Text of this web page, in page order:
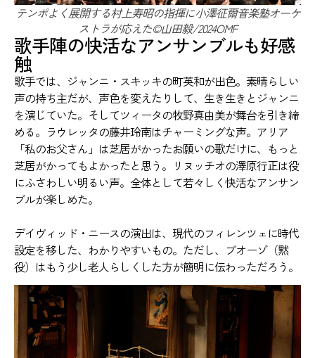
テンポよく展開する村上寿昭の指揮に小澤征爾音楽塾オーケ
ストラが応えた©山田毅/2024OMF
歌手陣の快活なアンサンブルも好感
触
歌手では、ジャンニ・スキッキの町英和が出色。素晴らしい
声の持ち主だが、声色を変えたりして、生き生きとジャンニ
を演じていた。そしてツィータの牧野真由美が舞台を引き締
める。ラウレッタの藤井玲南はチャーミングな声。アリア
「私のお父さん」は芝居がかったお願いの歌だけに、もっと
芝居がかってもよかったと思う。リヌッチオの澤原行正は役
にふさわしい明るい声。全体として若々しく快活なアンサン
ブルが楽しめた。
デイヴィッド・ニースの演出は、現代のフィレンツェに時代
設定を移した、わかりやすいもの。ただし、ブオーゾ（黙
役）はもう少し老人らしくした方が簡明に伝わっただろう。